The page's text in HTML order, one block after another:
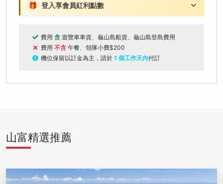
🎁 登入享會員紅利點數
費用 含 遊覽車車資、龜山島船資、龜山島登島費用
費用 不含 午餐、領隊小費$200
機位保留以訂金為主，請於 1 個工作天內付訂
山富精選推薦